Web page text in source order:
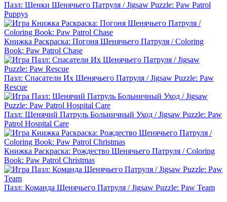
Пазл: Щенки Щенячьего Патруля / Jigsaw Puzzle: Paw Patrol
Puppys
Книжка Раскраска: Погоня Щенячьего Патруля / Coloring
Book: Paw Patrol Chase
Пазл: Спасатели Их Щенячьего Патруля / Jigsaw Puzzle: Paw
Rescue
Пазл: Щенячий Патруль Больничный Уход / Jigsaw Puzzle: Paw
Patrol Hospital Care
Книжка Раскраска: Рождество Щенячьего Патруля / Coloring
Book: Paw Patrol Christmas
Пазл: Команда Щенячьего Патруля / Jigsaw Puzzle: Paw Team